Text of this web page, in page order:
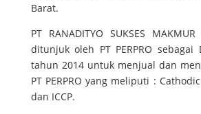
Barat.
PT RANADITYO SUKSES
ditunjuk oleh PT PERPRO
tahun 2014 untuk menjual dan
PT PERPRO yang meliputi :
dan ICCP.